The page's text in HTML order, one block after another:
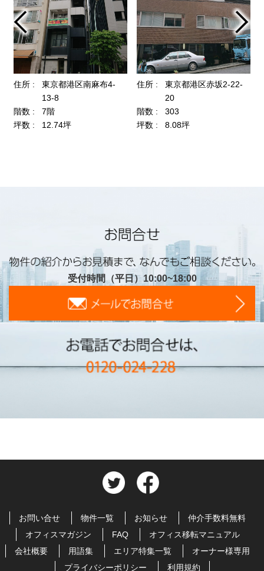
受付時間（平日）10:00~18:00
お問い合せ 物件一覧 お知らせ
仲介手数料無料
オフィスマガジン
FAQ
オフィス移転マニュアル
会社概要
用語集 エリア特集一覧
オーナー様専用
プライバシーポリシー
利用規約